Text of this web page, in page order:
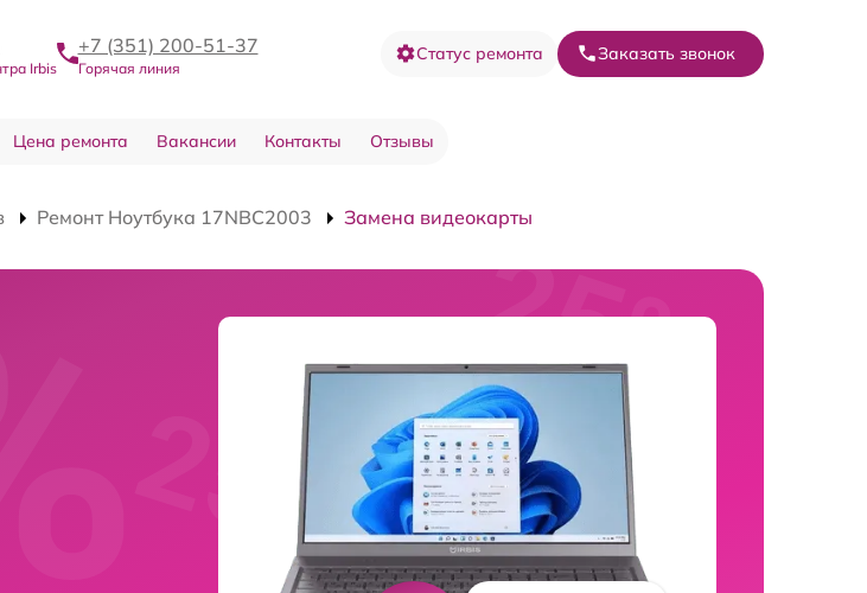
Irbis
+7 (351) 200-51-37
Горячая линия
Статус ремонта Заказать звонок
Цена ремонта Вакансии Контакты Отзывы
Ремонт Ноутбука 17NBC2003 Замена видеокарты